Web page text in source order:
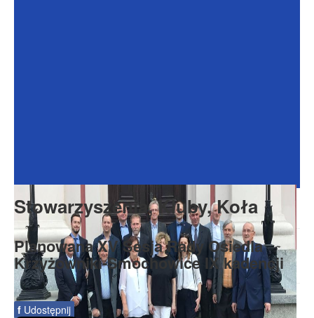
Rada Seniorów
Stowarzyszenia, Kluby, Koła
Planowana XV Sesja Rady Osiedla
Krzyżowniki-Smochowice IX kadencji
f Udostępnij